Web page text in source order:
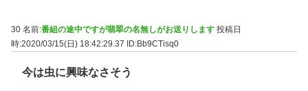
30 名前:番組の途中ですが翡翠の名無しがお送りします 投稿日
時:2020/03/15(日) 18:42:29.37
ID:Bb9CTisq0
今は虫に興味なさそう